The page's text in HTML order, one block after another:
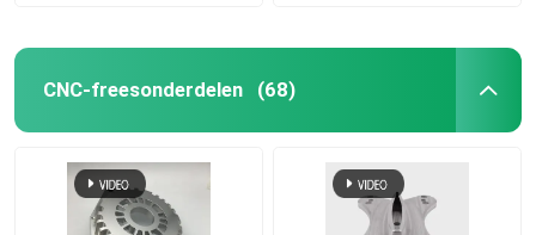
CNC-freesonderdelen (68)